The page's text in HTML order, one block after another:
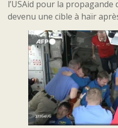
l’USAid pour la
devenu une cible à haïr